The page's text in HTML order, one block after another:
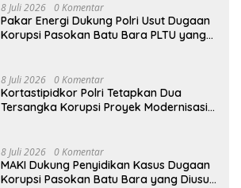
8 Juli 2026 0 Komentar
Pakar Energi Dukung Polri Usut Dugaan
Korupsi Pasokan Batu Bara PLTU yang
8 Juli 2026 0 Komentar
Kortastipidkor Polri Tetapkan Dua
Tersangka Korupsi Proyek Modernisasi
8 Juli 2026 0 Komentar
MAKI Dukung Penyidikan Kasus Dugaan
Korupsi Pasokan Batu Bara yang Diusut